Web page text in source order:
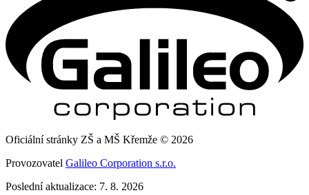
Oficiální stránky ZŠ a MŠ Křemže © 2026
Provozovatel Galileo Corporation s.r.o.
Poslední aktualizace: 7. 8. 2026